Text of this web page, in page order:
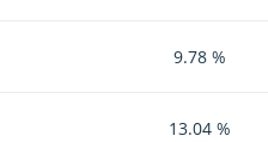
9.78 %
13.04 %